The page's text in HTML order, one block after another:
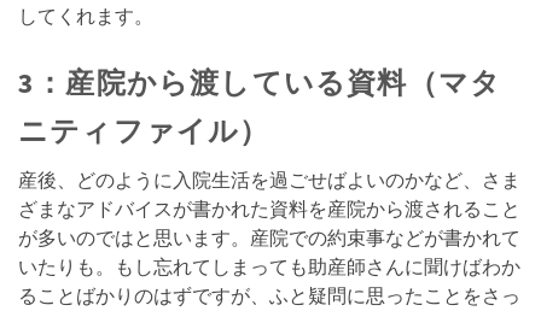
してくれます。
3：産院から渡している資料（マタ
ニティファイル）
産後、どのように入院生活を過ごせばよいのかなど、さま
ざまなアドバイスが書かれた資料を産院から渡されること
が多いのではと思います。産院での約束事などが書かれて
いたりも。もし忘れてしまっても助産師さんに聞けばわか
ることばかりのはずですが、ふと疑問に思ったことをさっ